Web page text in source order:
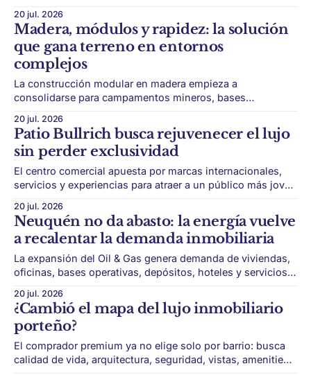
todavía existen propiedades capaces de contar una parte
de la historia de la ciudad. En Esmeralda al 886, en pleno
20 jul. 2026
Madera, módulos y rapidez: la solución
que gana terreno en entornos
complejos
La construcción modular en madera empieza a
consolidarse para campamentos mineros, bases
puestos para brigadistas. La construcción modular en
madera gana espacio en escenarios donde el mayor
desafío no es construir, sino llegar. En zonas rurales, áreas
montañosas, regiones aisladas o proyectos energéticos,
20 jul. 2026
Patio Bullrich busca rejuvenecer el lujo
sin perder exclusividad
El centro comercial apuesta por marcas internacionales,
servicios y experiencias para atraer a un público más joven
Bullrich, uno de los shoppings más exclusivos de Buenos
Aires, atraviesa una reconversión orientada a sostener a su
público tradicional y, al mismo tiempo, captar
20 jul. 2026
Neuquén no da abasto: la energía vuelve
a recalentar la demanda inmobiliaria
La expansión del Oil & Gas genera demanda de viviendas,
oficinas, bases operativas, depósitos, hoteles y servicios
escenario inmobiliario muy distinto al de gran parte del
país. Mientras en otras plazas la actividad depende del
crédito hipotecario, el poder adquisitivo o el
20 jul. 2026
¿Cambió el mapa del lujo inmobiliario
porteño?
El comprador premium ya no elige solo por barrio: busca
calidad de vida, arquitectura, seguridad, vistas, amenities y